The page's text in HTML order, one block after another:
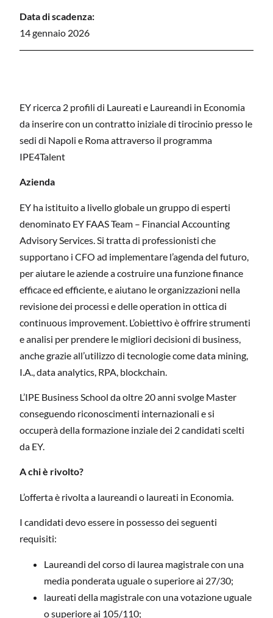
Data di scadenza:
14 gennaio 2026
EY ricerca 2 profili di Laureati e Laureandi in Economia
da inserire con un contratto iniziale di tirocinio presso le
sedi di Napoli e Roma attraverso il programma
IPE4Talent
Azienda
EY ha istituito a livello globale un gruppo di esperti
denominato EY FAAS Team – Financial Accounting
Advisory Services. Si tratta di professionisti che
supportano i CFO ad implementare l’agenda del futuro,
per aiutare le aziende a costruire una funzione finance
efficace ed efficiente, e aiutano le organizzazioni nella
revisione dei processi e delle operation in ottica di
continuous improvement. L’obiettivo è offrire strumenti
e analisi per prendere le migliori decisioni di business,
anche grazie all’utilizzo di tecnologie come data mining,
I.A., data analytics, RPA, blockchain.
L’IPE Business School da oltre 20 anni svolge Master
conseguendo riconoscimenti internazionali e si
occuperà della formazione inziale dei 2 candidati scelti
da EY.
A chi è rivolto?
L’offerta è rivolta a laureandi o laureati in Economia.
I candidati devo essere in possesso dei seguenti
requisiti:
Laureandi del corso di laurea magistrale con una
media ponderata uguale o superiore ai 27/30;
laureati della magistrale con una votazione uguale
o superiore ai 105/110;